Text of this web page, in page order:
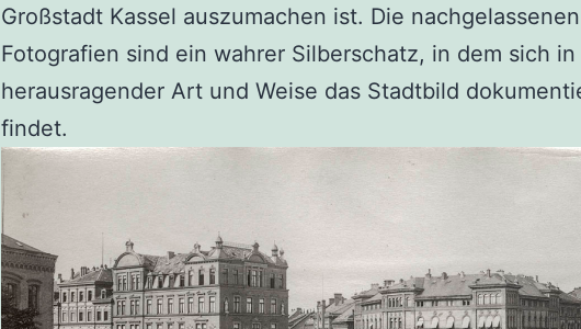
Großstadt Kassel auszumachen ist. Die nachgelassenen
Fotografien sind ein wahrer Silberschatz, in dem sich in
herausragender Art und Weise das Stadtbild
findet.